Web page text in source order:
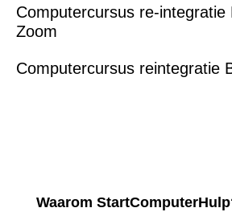
Computercursus re-integratie
Zoom
Computercursus reintegratie
Waarom